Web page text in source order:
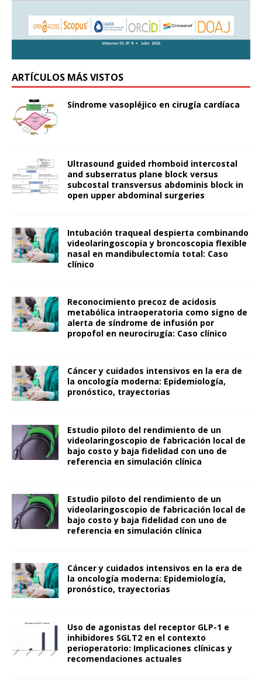
ARTÍCULOS MÁS VISTOS
Síndrome vasopléjico en cirugía cardíaca
Ultrasound guided rhomboid intercostal
and subserratus plane block versus
subcostal transversus abdominis block in
open upper abdominal surgeries
Intubación traqueal despierta combinando
videolaringoscopia y broncoscopia flexible
nasal en mandibulectomía total: Caso
clínico
Reconocimiento precoz de acidosis
metabólica intraoperatoria como signo de
alerta de síndrome de infusión por
propofol en neurocirugía: Caso clínico
Cáncer y cuidados intensivos en la era de
la oncología moderna: Epidemiología,
pronóstico, trayectorias
Estudio piloto del rendimiento de un
videolaringoscopio de fabricación local de
bajo costo y baja fidelidad con uno de
referencia en simulación clínica
Estudio piloto del rendimiento de un
videolaringoscopio de fabricación local de
bajo costo y baja fidelidad con uno de
referencia en simulación clínica
Cáncer y cuidados intensivos en la era de
la oncología moderna: Epidemiología,
pronóstico, trayectorias
Uso de agonistas del receptor GLP-1 e
inhibidores SGLT2 en el contexto
perioperatorio: Implicaciones clínicas y
recomendaciones actuales